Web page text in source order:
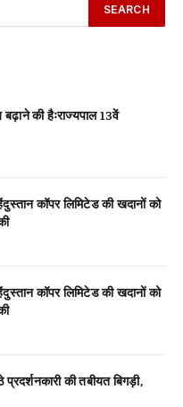
की हैःराज्यपाल 13वें
कॉपर लिमिटेड की खदानों को
कॉपर लिमिटेड की खदानों को
की तबीयत बिगड़ी,